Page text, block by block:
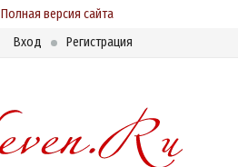
Полная версия сайта
Вход
Регистрация